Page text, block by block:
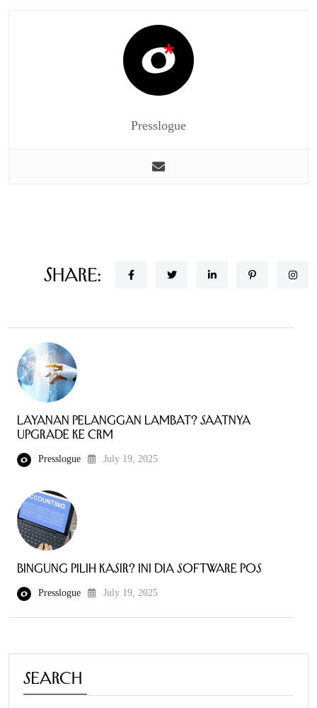
Presslogue
Share:
Layanan Pelanggan Lambat? Saatnya
Upgrade ke CRM
Presslogue July 19, 2025
Bingung Pilih Kasir? Ini Dia Software POS
Presslogue July 19, 2025
Search